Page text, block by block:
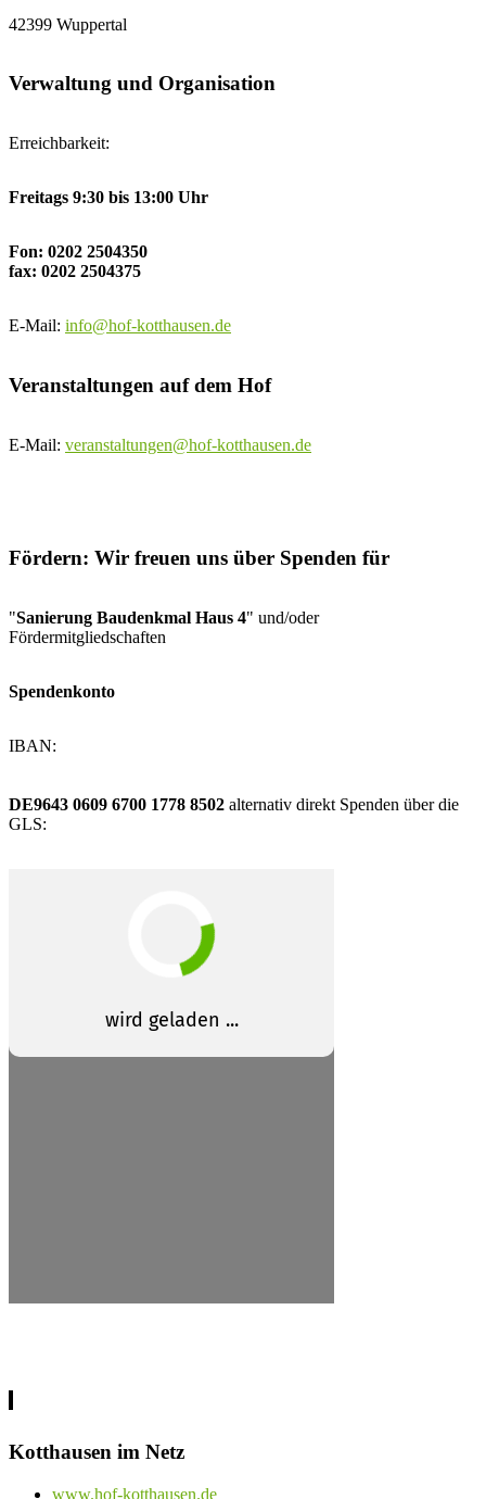
42399 Wuppertal
Verwaltung und Organisation
Erreichbarkeit:
Freitags 9:30 bis 13:00 Uhr
Fon: 0202 2504350
fax: 0202 2504375
E-Mail: info@hof-kotthausen.de
Veranstaltungen auf dem Hof
E-Mail: veranstaltungen@hof-kotthausen.de
Fördern: Wir freuen uns über Spenden für
"Sanierung Baudenkmal Haus 4" und/oder
Fördermitgliedschaften
Spendenkonto
IBAN:
DE9643 0609 6700 1778 8502 alternativ direkt Spenden über die
GLS:
Kotthausen im Netz
www.hof-kotthausen.de